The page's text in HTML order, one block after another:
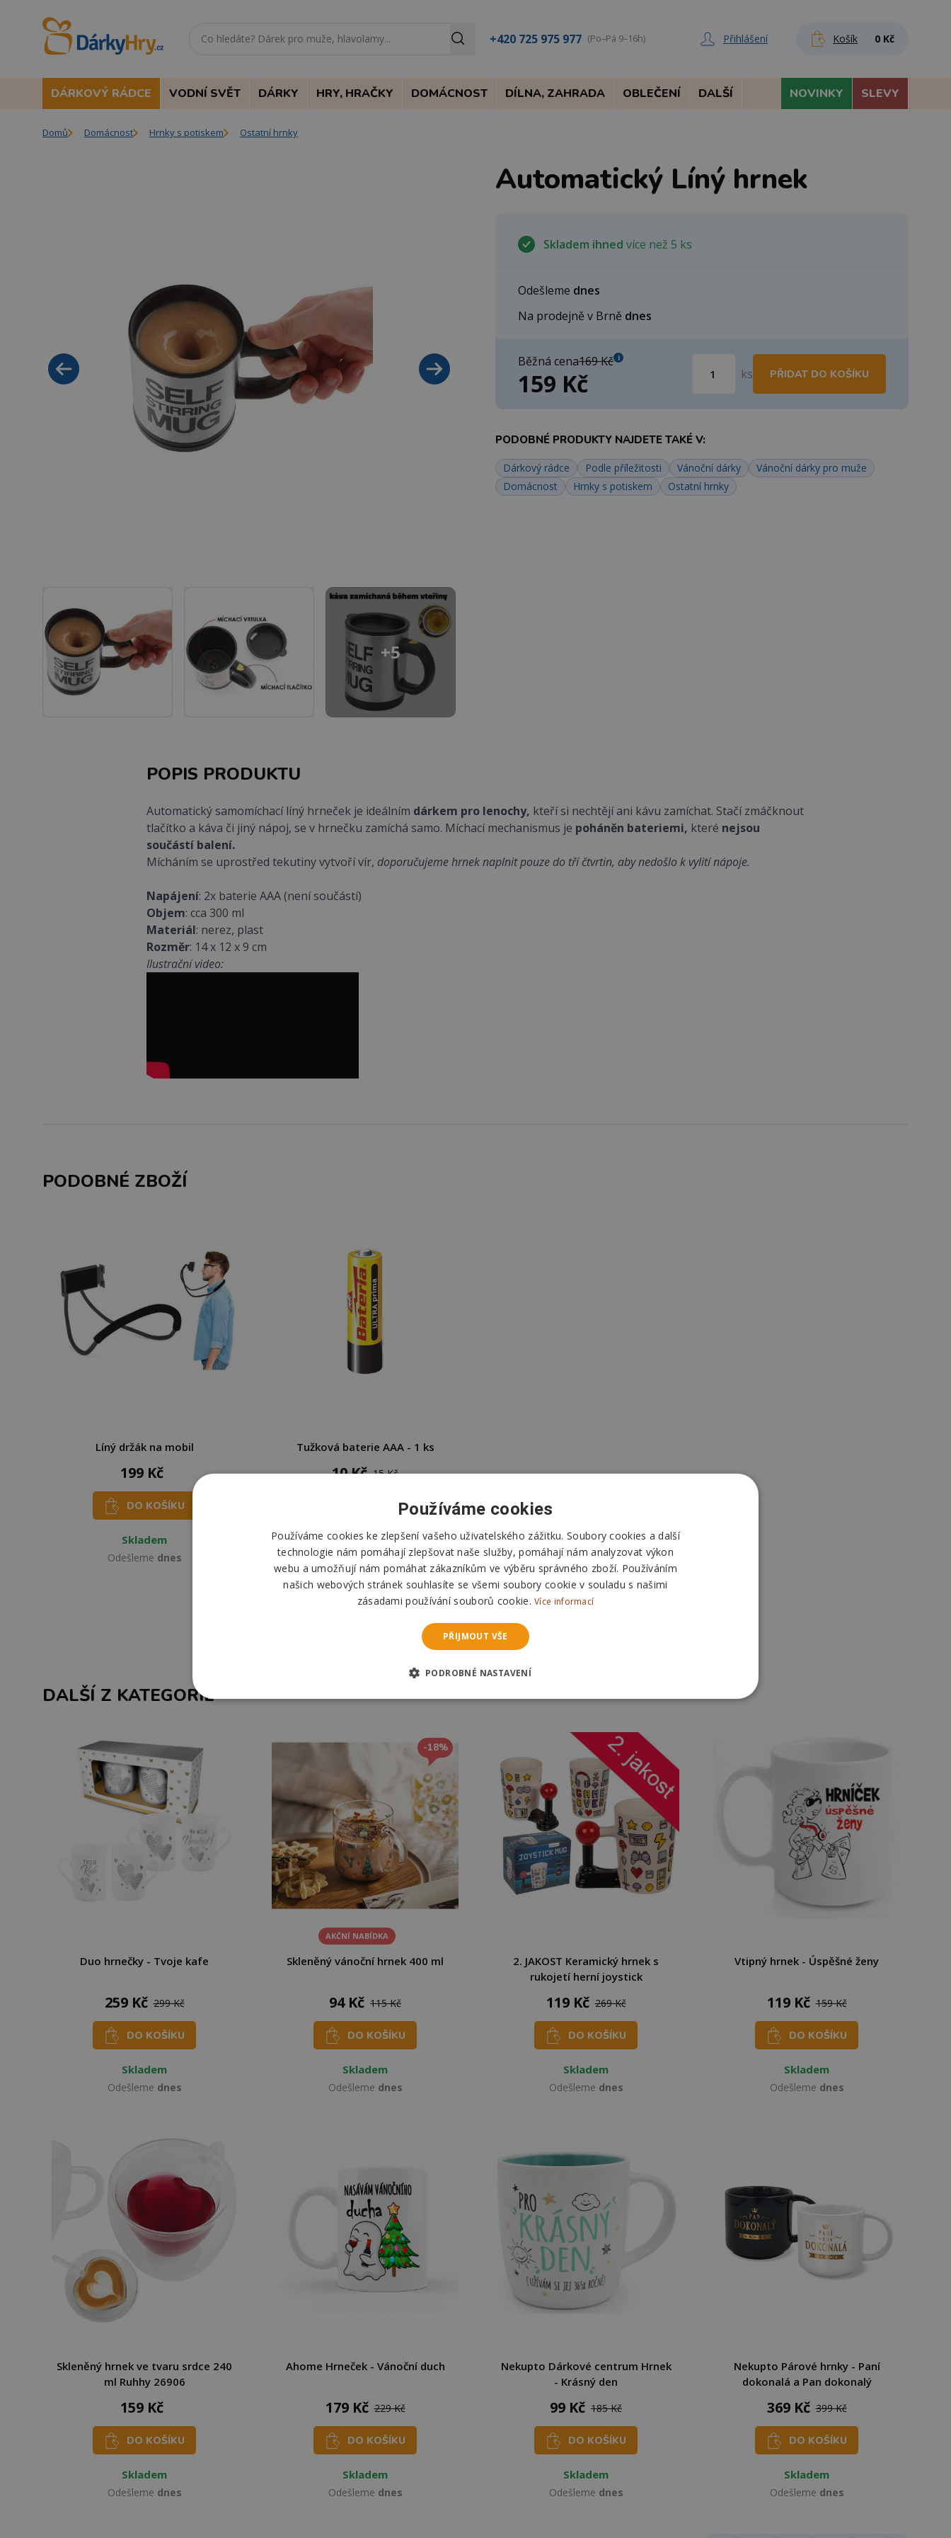
+420 725 975 977 (Po–Pá 9–16h) Přihlášení Košík 0 Kč
DÁRKOVÝ RÁDCE VODNÍ SVĚT DÁRKY HRY, HRAČKY DOMÁCNOST DÍLNA, ZAHRADA OBLEČENÍ DALŠÍ NOVINKY SLEVY
Domů Domácnost Hrnky s potiskem Ostatní hrnky
Automatický Líný hrnek
Skladem ihned více než 5 ks
Odešleme dnes
Na prodejně v Brně dnes
159 Kč
Běžná cena169 Kč i
ks PŘIDAT DO KOŠÍKU
PODOBNÉ PRODUKTY NAJDETE TAKÉ V:
Dárkový rádce Podle příležitosti Vánoční dárky
Vánoční dárky pro muže
Domácnost
Hrnky s potiskem Ostatní hrnky
+5
POPIS PRODUKTU
Automatický samomíchací líný hrneček je ideálním dárkem pro lenochy, kteří si nechtějí ani kávu zamíchat. Stačí zmáčknout
tlačítko a káva či jiný nápoj, se v hrnečku zamíchá samo. Míchací mechanismus je poháněn bateriemi, které nejsou
součástí balení.
Mícháním se uprostřed tekutiny vytvoří vír, doporučujeme hrnek naplnit pouze do tří čtvrtin, aby nedošlo k vylití nápoje.
Napájení: 2x baterie AAA (není součástí)
Objem: cca 300 ml
Materiál: nerez, plast
Rozměr: 14 x 12 x 9 cm
Ilustrační video:
PODOBNÉ ZBOŽÍ
Líný držák na mobil
199 Kč
DO KOŠÍKU
Skladem
Odešleme dnes
Tužková baterie AAA - 1 ks
10 Kč 15 Kč
DO KOŠÍKU
Skladem
Odešlemednes
DALŠÍ Z KATEGORIE
Duo hrnečky - Tvoje kafe
259 Kč 299 Kč
DO KOŠÍKU
Skladem
Odešleme dnes
-18%
AKČNÍ NABÍDKA
Skleněný vánoční hrnek 400 ml
94 Kč 115 Kč
DO KOŠÍKU
Skladem
Odešleme dnes
2. JAKOST Keramický hrnek s
rukojetí herní joystick
119 Kč 269 Kč
DO KOŠÍKU
Skladem
Odešleme dnes
Vtipný hrnek - Úspěšné ženy
119 Kč 159 Kč
DO KOŠÍKU
Skladem
Odešleme dnes
Skleněný hrnek ve tvaru srdce 240
ml Ruhhy 26906
159 Kč
DO KOŠÍKU
Skladem
Odešleme dnes
Ahome Hrneček - Vánoční duch
179 Kč 229 Kč
DO KOŠÍKU
Skladem
Odešleme dnes
Nekupto Dárkové centrum Hrnek
- Krásný den
99 Kč 185 Kč
DO KOŠÍKU
Skladem
Odešleme dnes
Nekupto Párové hrnky - Paní
dokonalá a Pan dokonalý
369 Kč 399 Kč
DO KOŠÍKU
Skladem
Odešleme dnes
Používáme cookies
Používáme cookies ke zlepšení vašeho uživatelského zážitku. Soubory cookies a další
technologie nám pomáhají zlepšovat naše služby, pomáhají nám analyzovat výkon
webu a umožňují nám pomáhat zákazníkům ve výběru správného zboží. Používáním
našich webových stránek souhlasíte se všemi soubory cookie v souladu s našimi
zásadami používání souborů cookie.Více informací
PŘIJMOUT VŠE
PODROBNÉ NASTAVENÍ